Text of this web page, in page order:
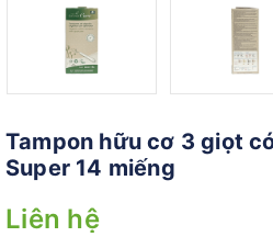
Tampon hữu cơ 3 giọt
Super 14 miếng
Liên hệ